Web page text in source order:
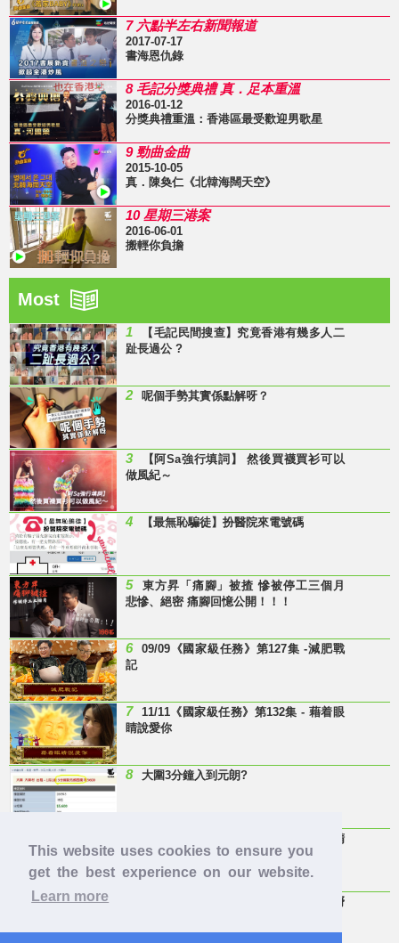
This website uses cookies to ensure you
get the best experience on our website.
Learn more
7 六點半左右新聞報道
2017-07-17
書海恩仇錄
8 毛記分獎典禮 真．足本重溫
2016-01-12
分獎典禮重溫：香港區最受歡迎男歌星
9 勁曲金曲
2015-10-05
真．陳奐仁《北韓海闊天空》
10 星期三港案
2016-06-01
搬輕你負擔
Most
1
【毛記民間搜查】究竟香港有幾多人二
趾長過公 ?
2 呢個手勢其實係點解呀？
3
【阿Sa強行填詞】 然後買襪買衫可以
做風紀～
4 【最無恥騙徒】扮醫院來電號碼
5
東方昇「痛腳」被揸 慘被停工三個月
悲慘、絕密 痛腳回憶公開！！！
6
09/09《國家級任務》第127集 -減肥戰
記
7
11/11《國家級任務》第132集 - 藉着眼
睛說愛你
8 大圍3分鐘入到元朗?
Last Minute 迎接Baby雞精班！滴雞精
邊隻好？
【童年回憶】 有冇人記得呢兩隻嘢